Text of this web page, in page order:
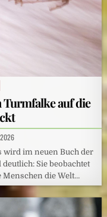
auf die
wird im neuen Buch der
Sie beobachtet
Menschen die Welt…